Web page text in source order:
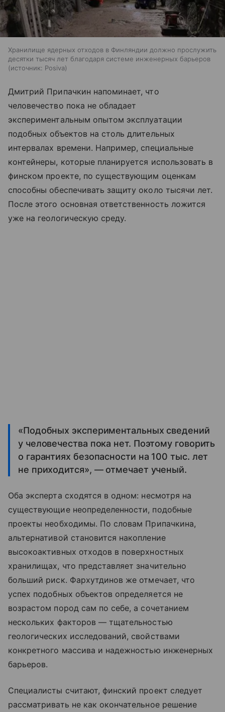
Хранилище ядерных отходов в Финляндии должно прослужить
десятки тысяч лет благодаря системе инженерных барьеров
источник: Posiva
Дмитрий Припачкин напоминает, что
человечество пока не обладает
экспериментальным опытом эксплуатации
подобных объектов на столь длительных
интервалах времени. Например, специальные
контейнеры, которые планируется использовать в
финском проекте, по существующим оценкам
способны обеспечивать защиту около тысячи лет.
После этого основная ответственность ложится
уже на геологическую среду.
«Подобных экспериментальных сведений
у человечества пока нет. Поэтому говорить
о гарантиях безопасности на 100 тыс. лет
не приходится», — отмечает ученый.
Оба эксперта сходятся в одном: несмотря на
существующие неопределенности, подобные
проекты необходимы. По словам Припачкина,
альтернативой становится накопление
высокоактивных отходов в поверхностных
хранилищах, что представляет значительно
больший риск. Фархутдинов же отмечает, что
успех подобных объектов определяется не
возрастом пород сам по себе, а сочетанием
нескольких факторов — тщательностью
геологических исследований, свойствами
конкретного массива и надежностью инженерных
барьеров.
Специалисты считают, финский проект следует
рассматривать не как окончательное решение